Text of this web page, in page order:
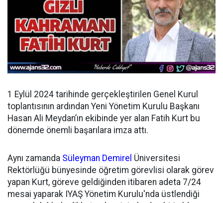
1 Eylül 2024 tarihinde gerçekleştirilen Genel Kurul
toplantısının ardından Yeni Yönetim Kurulu Başkanı
Hasan Ali Meydan’ın ekibinde yer alan Fatih Kurt bu
dönemde önemli başarılara imza attı.
Aynı zamanda Süleyman Demirel Üniversitesi
Rektörlüğü bünyesinde öğretim görevlisi olarak görev
yapan Kurt, göreve geldiğinden itibaren adeta 7/24
mesai yaparak IYAŞ Yönetim Kurulu'nda üstlendiği